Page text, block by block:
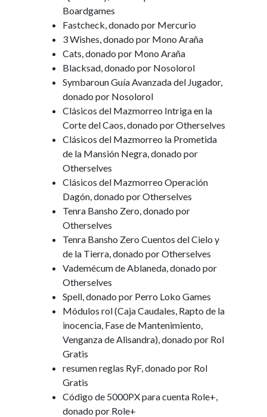
Boardgames
Fastcheck, donado por Mercurio
3 Wishes, donado por Mono Araña
Cats, donado por Mono Araña
Blacksad, donado por Nosolorol
Symbaroun Guía Avanzada del Jugador,
donado por Nosolorol
Clásicos del Mazmorreo Intriga en la
Corte del Caos, donado por Otherselves
Clásicos del Mazmorreo la Prometida
de la Mansión Negra, donado por
Otherselves
Clásicos del Mazmorreo Operación
Dagón, donado por Otherselves
Tenra Bansho Zero, donado por
Otherselves
Tenra Bansho Zero Cuentos del Cielo y
de la Tierra, donado por Otherselves
Vademécum de Ablaneda, donado por
Otherselves
Spell, donado por Perro Loko Games
Módulos rol (Caja Caudales, Rapto de la
inocencia, Fase de Mantenimiento,
Venganza de Alisandra), donado por Rol
Gratis
resumen reglas RyF, donado por Rol
Gratis
Código de 5000PX para cuenta Role+,
donado por Role+